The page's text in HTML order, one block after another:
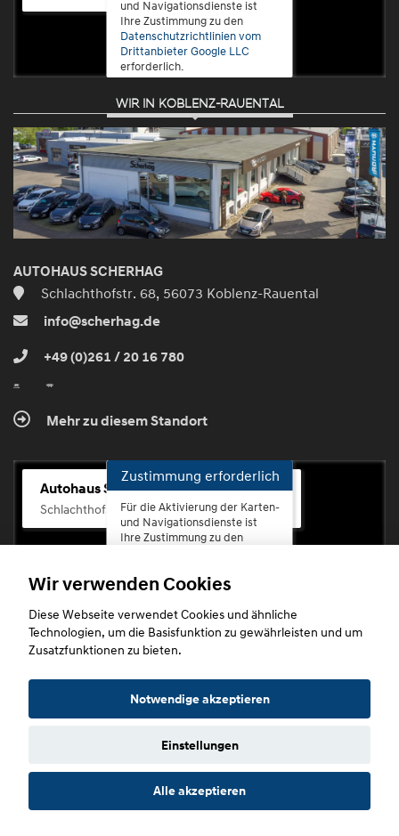
und Navigationsdienste ist
Ihre Zustimmung zu den
Datenschutzrichtlinien vom
Drittanbieter Google LLC
erforderlich.
Zustimmen
und
aktivieren
WIR IN KOBLENZ-RAUENTAL
AUTOHAUS SCHERHAG
Schlachthofstr. 68, 56073 Koblenz-Rauental
info@scherhag.de
+49 (0)261 / 20 16 780
Mehr zu diesem Standort
Autohaus Scherhag
Schlachthofstr. 68, 56073 Koblenz-Rauental
Zustimmung erforderlich
Für die Aktivierung der Karten-
und Navigationsdienste ist
Ihre Zustimmung zu den
erforderlich.
Zustimmen
Copyright © 2026. Autohaus Scherhag
Datenschutz Impressum
Wir verwenden Cookies
Diese Webseite verwendet Cookies und ähnliche
Technologien, um die Basisfunktion zu gewährleisten und um
Zusatzfunktionen zu bieten.
Notwendige akzeptieren
Einstellungen
Alle akzeptieren